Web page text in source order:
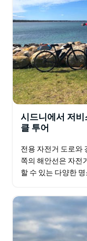
시드니에서 저비
클 투어
전용 자전거 도로와
쪽의 해안선은 자전
할 수 있는 다양한